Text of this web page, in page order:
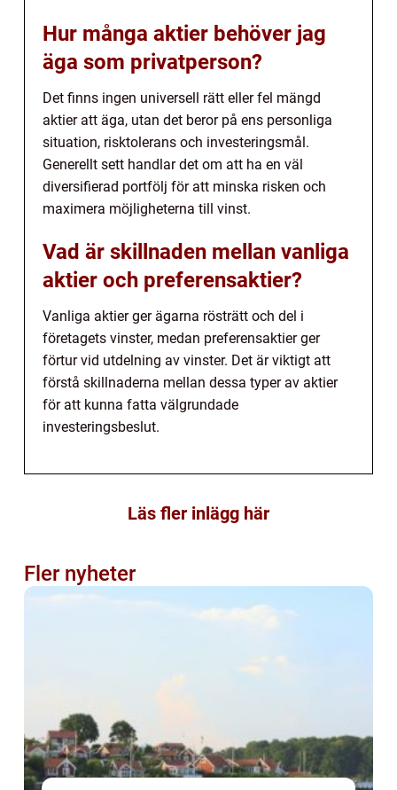
Hur många aktier behöver jag
äga som privatperson?
Det finns ingen universell rätt eller fel mängd
aktier att äga, utan det beror på ens personliga
situation, risktolerans och investeringsmål.
Generellt sett handlar det om att ha en väl
diversifierad portfölj för att minska risken och
maximera möjligheterna till vinst.
Vad är skillnaden mellan vanliga
aktier och preferensaktier?
Vanliga aktier ger ägarna rösträtt och del i
företagets vinster, medan preferensaktier ger
förtur vid utdelning av vinster. Det är viktigt att
förstå skillnaderna mellan dessa typer av aktier
för att kunna fatta välgrundade
investeringsbeslut.
Läs fler inlägg här
Fler nyheter